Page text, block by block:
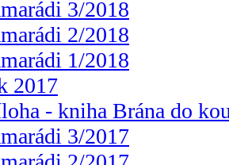
3/2018
2/2018
1/2018
2017
- kniha Brána do
3/2017